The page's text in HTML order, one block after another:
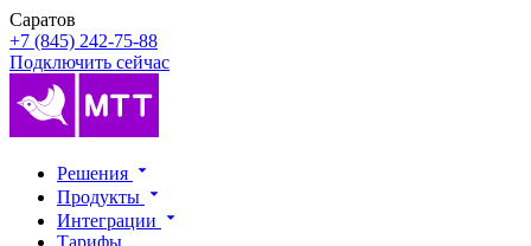
Саратов
+7 (845) 242-75-88
Подключить сейчас
Решения
Продукты
Интеграции
Тарифы